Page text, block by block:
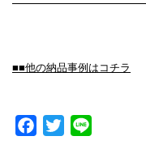
■■他の納品事例はコチラ
Facebook
Twitter